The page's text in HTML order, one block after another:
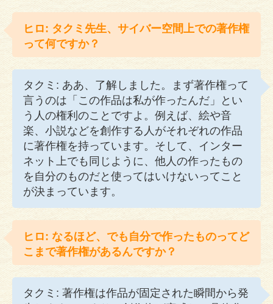
ヒロ: タクミ先生、サイバー空間上での著作権
って何ですか？
タクミ: ああ、了解しました。まず著作権って
言うのは「この作品は私が作ったんだ」とい
う人の権利のことですよ。例えば、絵や音
楽、小説などを創作する人がそれぞれの作品
に著作権を持っています。そして、インター
ネット上でも同じように、他人の作ったもの
を自分のものだと使ってはいけないってこと
が決まっています。
ヒロ: なるほど、でも自分で作ったものってど
こまで著作権があるんですか？
タクミ: 著作権は作品が固定された瞬間から発